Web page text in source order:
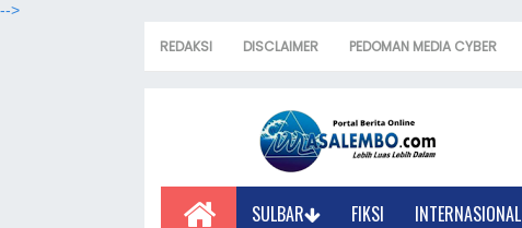
-->
REDAKSI DISCLAIMER PEDOMAN MEDIA CYBER
SULBAR FIKSI INTERNASIONAL